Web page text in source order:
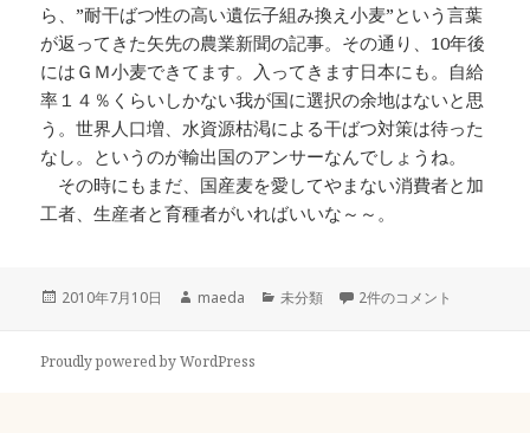
ら、”耐干ばつ性の高い遺伝子組み換え小麦”という言葉
が返ってきた矢先の農業新聞の記事。その通り、10年後
にはＧＭ小麦できてます。入ってきます日本にも。自給
率１４％くらいしかない我が国に選択の余地はないと思
う。世界人口増、水資源枯渇による干ばつ対策は待った
なし。というのが輸出国のアンサーなんでしょうね。
その時にもまだ、国産麦を愛してやまない消費者と加
工者、生産者と育種者がいればいいな～～。
投
2010年7月10日
作
maeda
カ
未分類 Breeding Spirits への
2件のコメント
Proudly powered by WordPress